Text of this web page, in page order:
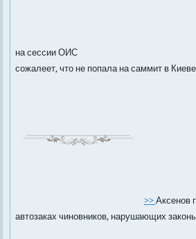
на сессии ОИС
сожалеет, что не попала на саммит в Киеве
>>Аксенов
автозаках чиновников, нарушающих